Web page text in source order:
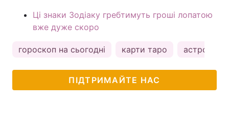
Ці знаки Зодіаку гребтимуть гроші лопатою
вже дуже скоро
гороскоп на сьогодні карти таро астрологія
ПІДТРИМАЙТЕ НАС